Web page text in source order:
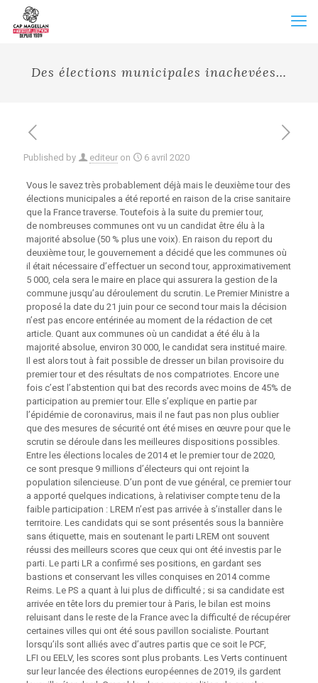
Des élections municipales inachevées…
Published by editeur on 6 avril 2020
Vous le savez très probablement déjà mais le deuxième tour des
élections municipales a été reporté en raison de la crise sanitaire
que la France traverse. Toutefois à la suite du premier tour,
de nombreuses communes ont vu un candidat être élu à la
majorité absolue (50 % plus une voix). En raison du report du
deuxième tour, le gouvernement a décidé que les communes où
il était nécessaire d’effectuer un second tour, approximativement
5 000, cela sera le maire en place qui assurera la gestion de la
commune jusqu’au déroulement du scrutin. Le Premier Ministre a
proposé la date du 21 juin pour ce second tour mais la décision
n’est pas encore entérinée au moment de la rédaction de cet
article. Quant aux communes où un candidat a été élu à la
majorité absolue, environ 30 000, le candidat sera institué maire.
Il est alors tout à fait possible de dresser un bilan provisoire du
premier tour et des résultats de nos compatriotes. Encore une
fois c’est l’abstention qui bat des records avec moins de 45% de
participation au premier tour. Elle s’explique en partie par
l’épidémie de coronavirus, mais il ne faut pas non plus oublier
que des mesures de sécurité ont été mises en œuvre pour que le
scrutin se déroule dans les meilleures dispositions possibles.
Entre les élections locales de 2014 et le premier tour de 2020,
ce sont presque 9 millions d’électeurs qui ont rejoint la
population silencieuse. D’un pont de vue général, ce premier tour
a apporté quelques indications, à relativiser compte tenu de la
faible participation : LREM n’est pas arrivée à s’installer dans le
territoire. Les candidats qui se sont présentés sous la bannière
sans étiquette, mais en soutenant le parti LREM ont souvent
réussi des meilleurs scores que ceux qui ont été investis par le
parti. Le parti LR a confirmé ses positions, en gardant ses
bastions et conservant les villes conquises en 2014 comme
Reims. Le PS a quant à lui plus de difficulté ; si sa candidate est
arrivée en tête lors du premier tour à Paris, le bilan est moins
reluisant dans le reste de la France avec la difficulté de récupérer
certaines villes qui ont été sous pavillon socialiste. Pourtant
lorsqu’ils sont alliés avec d’autres partis que ce soit le PCF,
LFI ou EELV, les scores sont plus probants. Les Verts continuent
sur leur lancée des élections européennes de 2019, ils gardent